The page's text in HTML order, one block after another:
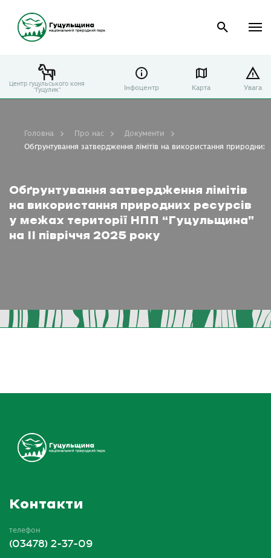
Центр гуцульського коня
"Гуцулик"
Інфоцентр Карта Увага
Обґрунтування затвердження лімітів
на використання природних ресурсів
у межах території НПП “Гуцульщина”
на ІІ півріччя 2025 року
Головна Про нас
Документи
Обґрунтування затвердження лімітів на використання
Контакти
телефон
(03478) 2-37-09